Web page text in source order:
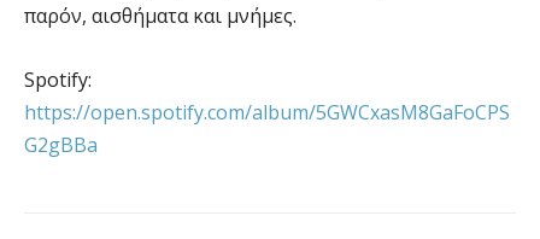
παρόν, αισθήματα και μνήμες.
Spotify:
https://open.spotify.com/album/5GWCxasM8GaFoCPS
G2gBBa